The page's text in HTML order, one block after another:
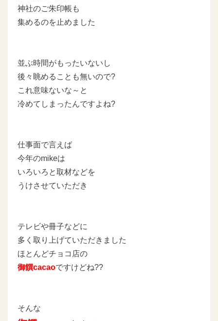
神社のご朱印帳も
集めるのを止めました
並ぶ時間がもったいないし
後々眺めることも無いので?
これ意味ないな～と
冷めてしまったんですよね?
仕事面で言えば
今年のmikeは
いろいろと取材などを
うけさせていただき
テレビや冊子などに
多く取り上げていただきました
ほとんどチョコ店の
御饌cacaoですけどね??
そんな